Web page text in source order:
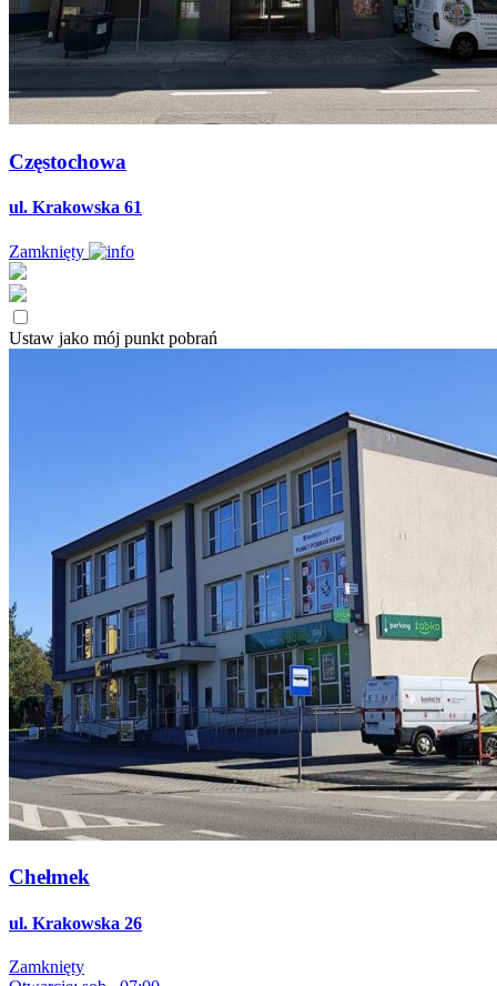
Częstochowa
ul. Krakowska 61
Zamknięty
Ustaw jako mój punkt pobrań
Chełmek
ul. Krakowska 26
Zamknięty